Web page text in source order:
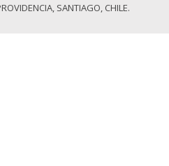
SANTIAGO, CHILE.